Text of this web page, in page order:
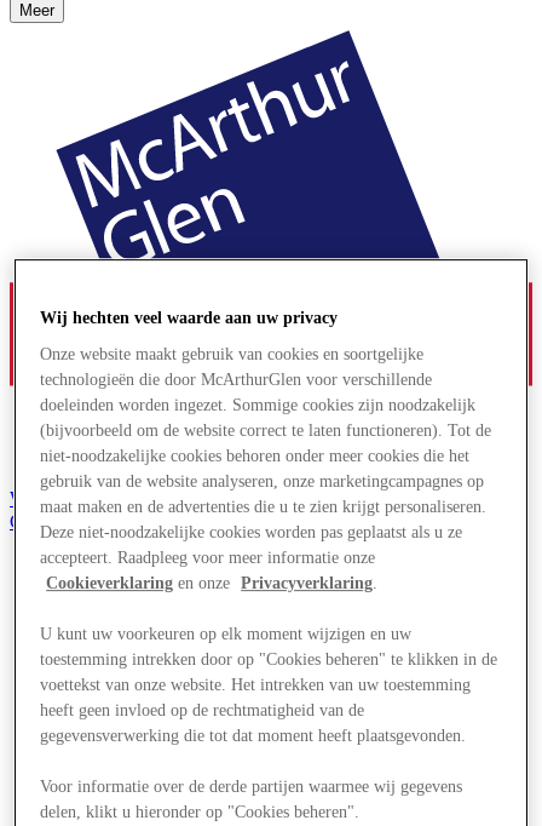
Meer
Word lid van de Club
Gered,
nl
Winkels
Plan je bezoek
Wat is er aan
Eet & Drink
Cadeaubonnen
Diensten
Hoe was je dag?
Wij hechten veel waarde aan uw privacy
Onze website maakt gebruik van cookies en soortgelijke
technologieën die door McArthurGlen voor verschillende
doeleinden worden ingezet. Sommige cookies zijn noodzakelijk
(bijvoorbeeld om de website correct te laten functioneren). Tot de
niet-noodzakelijke cookies behoren onder meer cookies die het
gebruik van de website analyseren, onze marketingcampagnes op
maat maken en de advertenties die u te zien krijgt personaliseren.
Deze niet-noodzakelijke cookies worden pas geplaatst als u ze
accepteert. Raadpleeg voor meer informatie onze
Cookieverklaring en onze Privacyverklaring.
U kunt uw voorkeuren op elk moment wijzigen en uw
toestemming intrekken door op "Cookies beheren" te klikken in de
voettekst van onze website. Het intrekken van uw toestemming
heeft geen invloed op de rechtmatigheid van de
gegevensverwerking die tot dat moment heeft plaatsgevonden.
Voor informatie over de derde partijen waarmee wij gegevens
delen, klikt u hieronder op "Cookies beheren".